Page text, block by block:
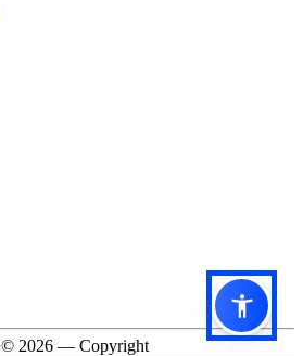
© 2026 — Copyright